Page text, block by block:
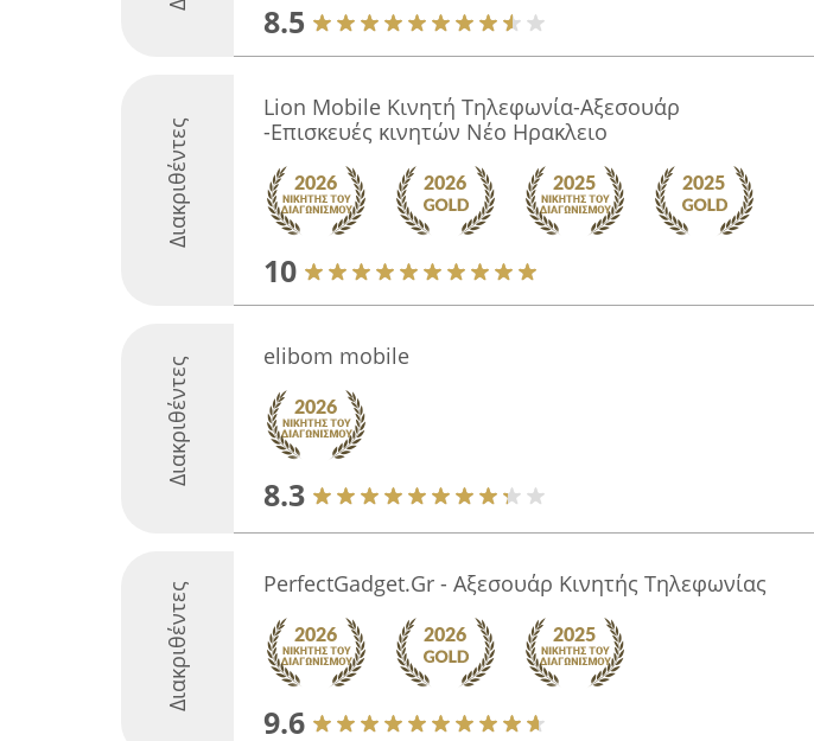
8.5
Διακριθέντες
Lion Mobile Κινητή Τηλεφωνία-Αξεσουάρ
-Επισκευές κινητών Νέο Ηρακλειο
10
Διακριθέντες elibom mobile
8.3
Διακριθέντες PerfectGadget.Gr - Αξεσουάρ Κινητής Τηλεφωνίας
9.6